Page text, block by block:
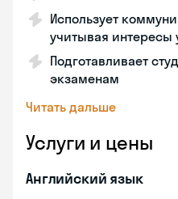
Использует
учитывая интересы
Подготавливает
экзаменам
Читать дальше
Услуги и цены
Английский язык